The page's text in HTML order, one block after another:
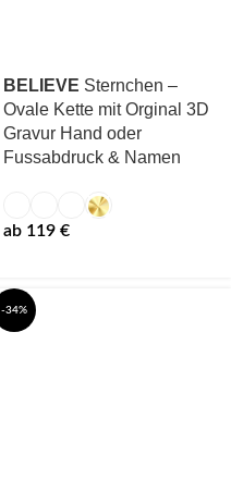
BELIEVE Sternchen –
Ovale Kette mit Orginal 3D
Gravur Hand oder
Fussabdruck & Namen
ab 119 €
-34%